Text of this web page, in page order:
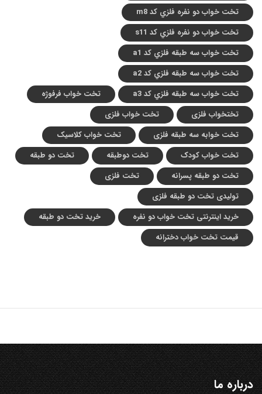
تخت خواب دو نفره فلزي کد m8
تخت خواب دو نفره فلزي کد s11
تخت خواب سه طبقه فلزي کد a1
تخت خواب سه طبقه فلزي کد a2
تخت خواب سه طبقه فلزي کد a3
تخت خواب فرفوژه
تختخواب فلزی
تخت خواب فلزی
تخت خوابه سه طبقه فلزی
تخت خواب کلاسیک
تخت خواب کودک
تخت دوطبقه
تخت دو طبقه
تخت دو طبقه پسرانه
تخت فلزی
تولیدی تخت دو طبقه فلزی
خرید اینترنتی تخت خواب دو نفره
خرید تخت دو طبقه
قیمت تخت خواب دخترانه
درباره ما